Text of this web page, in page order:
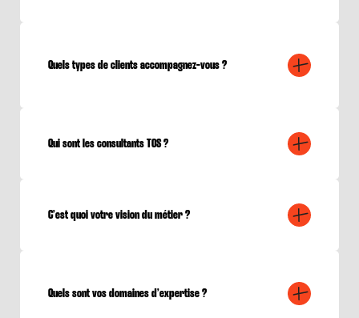
Quels types de clients accompagnez-vous ?
Qui sont les consultants TOS ?
C’est quoi votre vision du métier ?
Quels sont vos domaines d’expertise ?